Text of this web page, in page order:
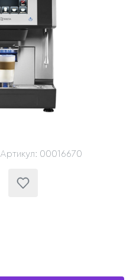
Артикул: 00016670